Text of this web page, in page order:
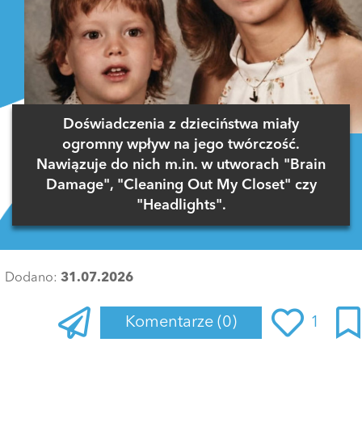
Doświadczenia z dzieciństwa miały
ogromny wpływ na jego twórczość.
Nawiązuje do nich m.in. w utworach "Brain
Damage", "Cleaning Out My Closet" czy
"Headlights".
Dodano: 31.07.2026
Komentarze (0) 1